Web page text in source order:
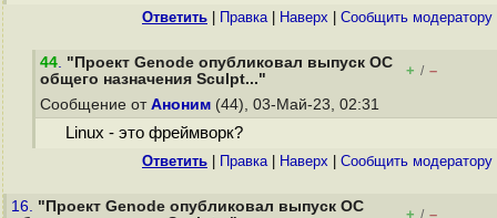
Ответить Правка| Наверх Cообщить модератору
44. "Проект Genode опубликовал выпуск ОС
общего назначения Sculpt..."
+ / –
Сообщение от Аноним (44), 03-Май-23, 02:31
Linux - это фреймворк?
Ответить Правка| Наверх Cообщить модератору
16. "Проект Genode опубликовал выпуск ОС
+ / –